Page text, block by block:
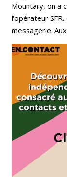
Mountary, on a
l'opérateur
messagerie.